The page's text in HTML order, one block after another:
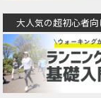
大人気の超初心者